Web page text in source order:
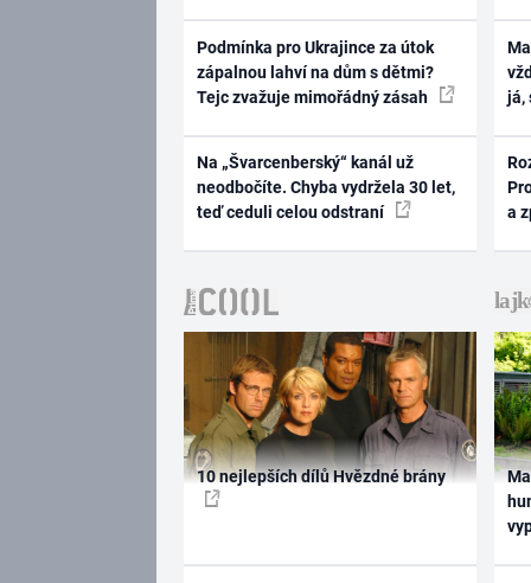
Podmínka pro Ukrajince za útok
zápalnou lahví na dům s dětmi?
Tejc zvažuje mimořádný zásah
Na „Švarcenberský“ kanál už
neodbočíte. Chyba vydržela 30 let,
teď ceduli celou odstraní
já,
a
10 nejlepších dílů Hvězdné brány